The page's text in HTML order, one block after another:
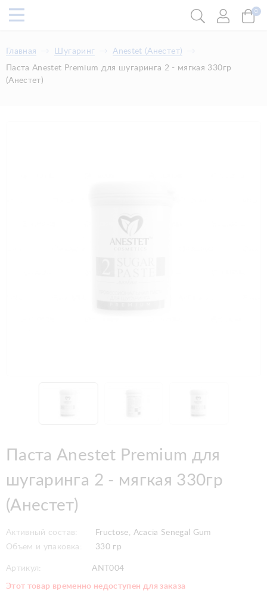
0
Главная Шугаринг
Anestet (Анестет)
Паста Anestet Premium для шугаринга 2 - мягкая 330гр
(Анестет)
Паста Anestet Premium для
шугаринга 2 - мягкая 330гр
(Анестет)
Активный состав:
Fructose, Acacia Senegal Gum
Объем и упаковка:
330 гр
Артикул: ANT004
Этот товар временно недоступен для заказа